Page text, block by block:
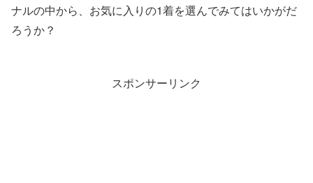
ナルの中から、お気に入りの1着を選んでみてはいかがだ
ろうか？
スポンサーリンク